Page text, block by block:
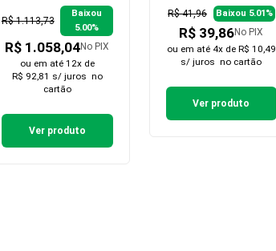
metros
R$ 1.113,73
Baixou
5.00%
R$ 1.058,04No PIX
ou em até 12x de
R$ 92,81 s/ juros no
cartão
Ver produto
R$ 41,96 Baixou 5.01%
R$ 39,86No PIX
ou em até 4x de R$ 10,49
s/ juros no cartão
Ver produto